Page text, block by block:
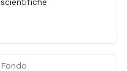
Fondo